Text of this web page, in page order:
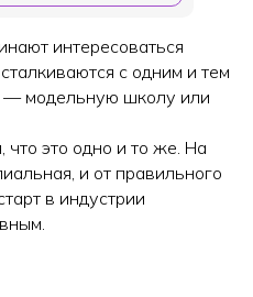
интересоваться
с одним и тем
— модельную школу или
что это одно и то же. На
и от правильного
в индустрии